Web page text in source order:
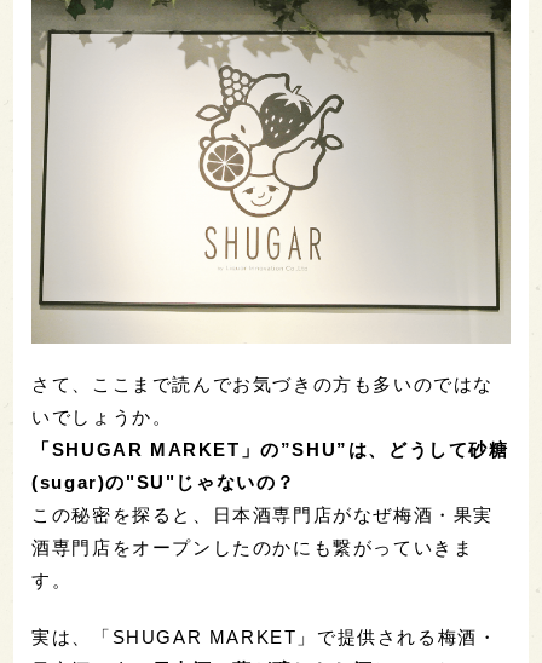
さて、ここまで読んでお気づきの方も多いのではな
いでしょうか。
「SHUGAR MARKET」の”SHU”は、どうして砂糖
(sugar)の"SU"じゃないの？
この秘密を探ると、日本酒専門店がなぜ梅酒・果実
酒専門店をオープンしたのかにも繋がっていきま
す。
実は、「SHUGAR MARKET」で提供される梅酒・